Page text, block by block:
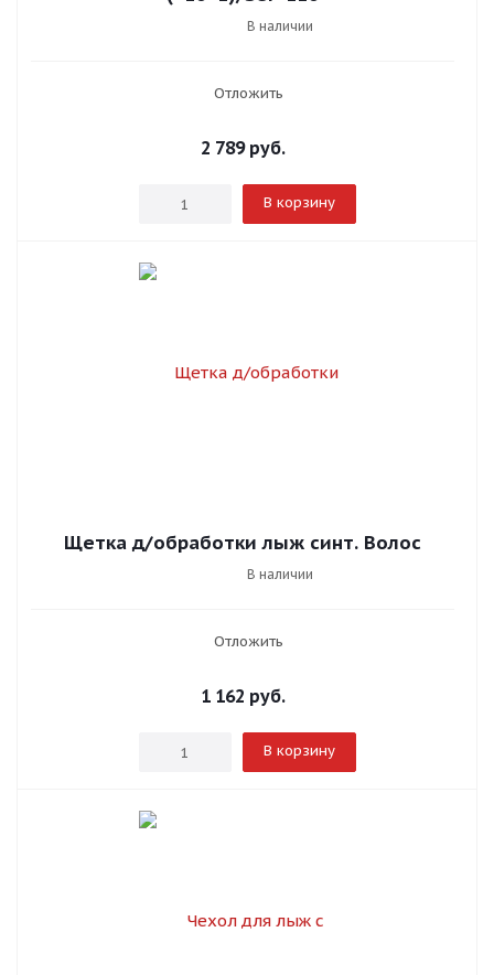
В наличии
Отложить
2 789руб.
В корзину
Щетка д/обработки лыж синт. Волос
В наличии
Отложить
1 162 руб.
В корзину